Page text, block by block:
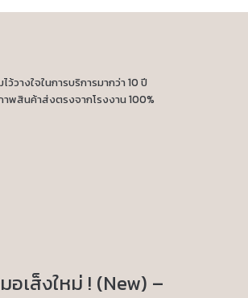
ว้วางใจในการบริการมากว่า 10 ปี
พสินค้าส่งตรงจากโรงงาน 100%
อเส็งใหม่ ! (New) –